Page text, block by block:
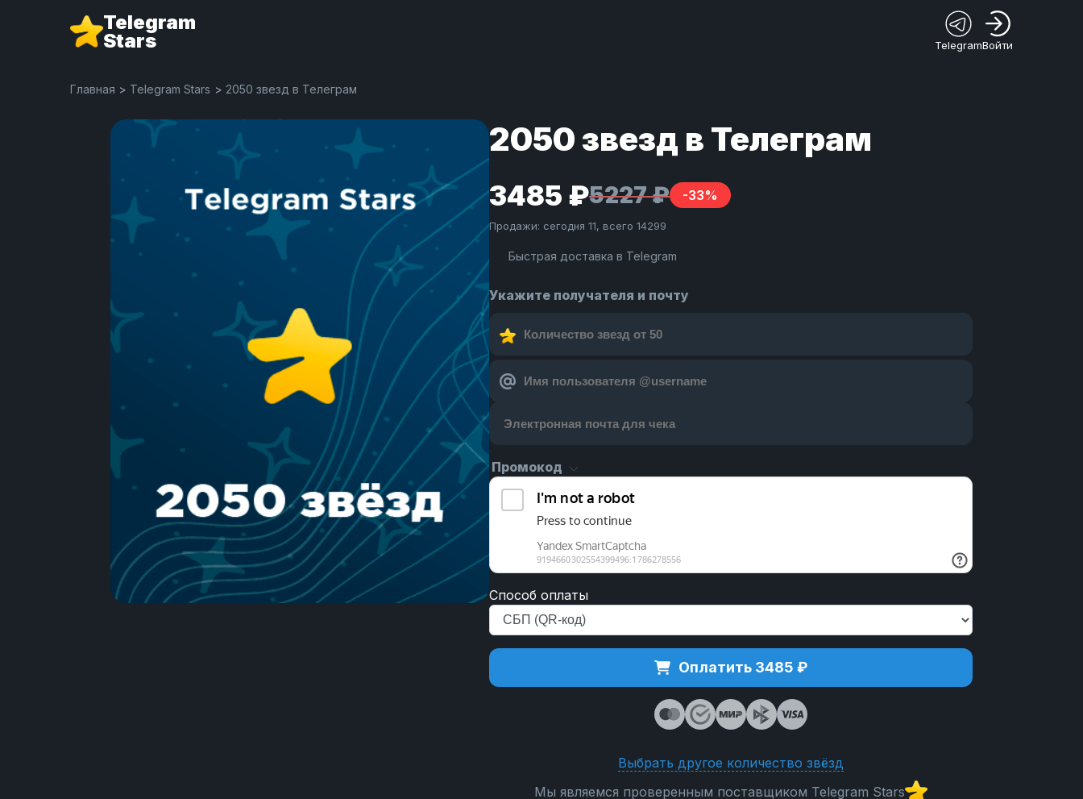
Telegram
Stars TelegramВойти
Главная > Telegram Stars > 2050 звезд в Телеграм
2050 звезд в Телеграм
3485 ₽5227 ₽ -33%
Продажи: сегодня 11, всего 14299
Быстрая доставка в Telegram
Укажите получателя и почту
Промокод
Способ оплаты
Оплатить 3485 ₽
Выбрать другое количество звёзд
Мы являемся проверенным поставщиком Telegram Stars